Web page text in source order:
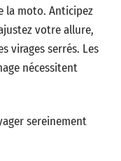
la moto. Anticipez
votre allure,
virages serrés. Les
nécessitent
sereinement